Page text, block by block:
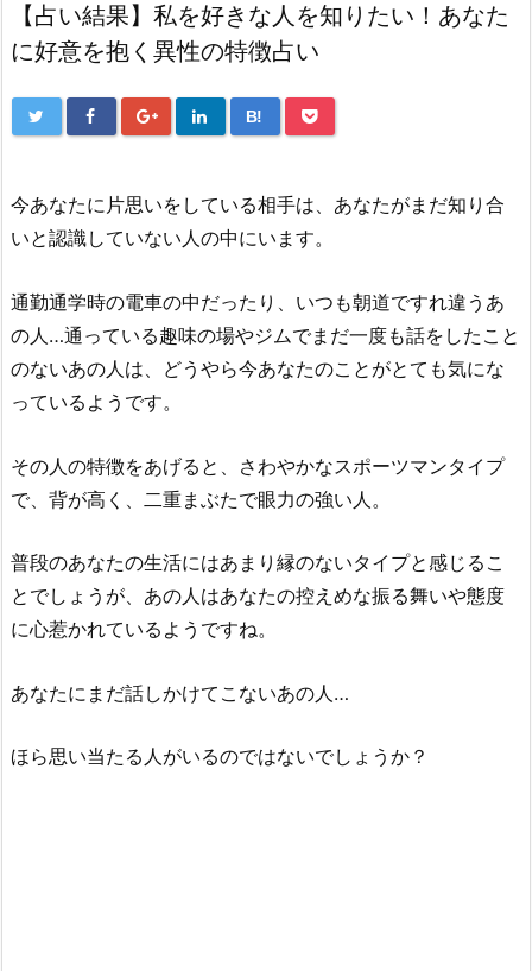
【占い結果】私を好きな人を知りたい！あなた
に好意を抱く異性の特徴占い
B!
今あなたに片思いをしている相手は、あなたがまだ知り合
いと認識していない人の中にいます。
通勤通学時の電車の中だったり、いつも朝道ですれ違うあ
の人…通っている趣味の場やジムでまだ一度も話をしたこと
のないあの人は、どうやら今あなたのことがとても気にな
っているようです。
その人の特徴をあげると、さわやかなスポーツマンタイプ
で、背が高く、二重まぶたで眼力の強い人。
普段のあなたの生活にはあまり縁のないタイプと感じるこ
とでしょうが、あの人はあなたの控えめな振る舞いや態度
に心惹かれているようですね。
あなたにまだ話しかけてこないあの人…
ほら思い当たる人がいるのではないでしょうか？